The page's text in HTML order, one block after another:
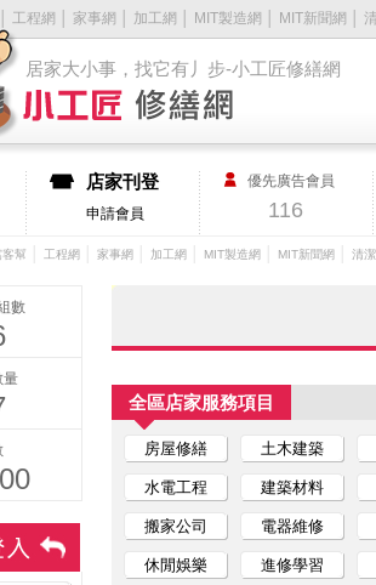
居家大小事，找它有丿步-小工匠修繕網
工程網 家事網 加工網 MIT製造網 MIT新聞網
店家刊登
申請會員
優先廣告會員
116
客幫 工程網 家事網 加工網 MIT製造網 MIT新聞網 清
數
量
全區店家服務項目
房屋修繕 土木建築
水電工程 建築材料
搬家公司 電器維修
休閒娛樂 進修學習